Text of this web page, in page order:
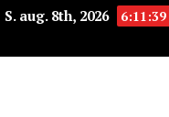
S. aug. 8th, 2026